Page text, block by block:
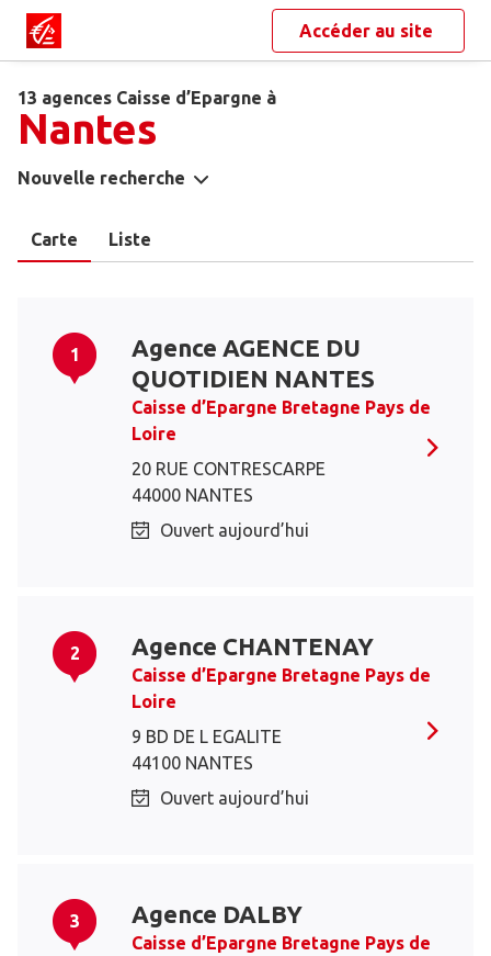
Accéder au site
13 agences Caisse d’Epargne à
Nantes
Nouvelle recherche
Carte Liste
1
Agence AGENCE DU
QUOTIDIEN NANTES
Caisse d’Epargne Bretagne Pays de
Loire
20 RUE CONTRESCARPE
44000 NANTES
Ouvert aujourd’hui
2 Agence CHANTENAY
Caisse d’Epargne Bretagne Pays de
Loire
9 BD DE L EGALITE
44100 NANTES
Ouvert aujourd’hui
3 Agence DALBY
Caisse d’Epargne Bretagne Pays de